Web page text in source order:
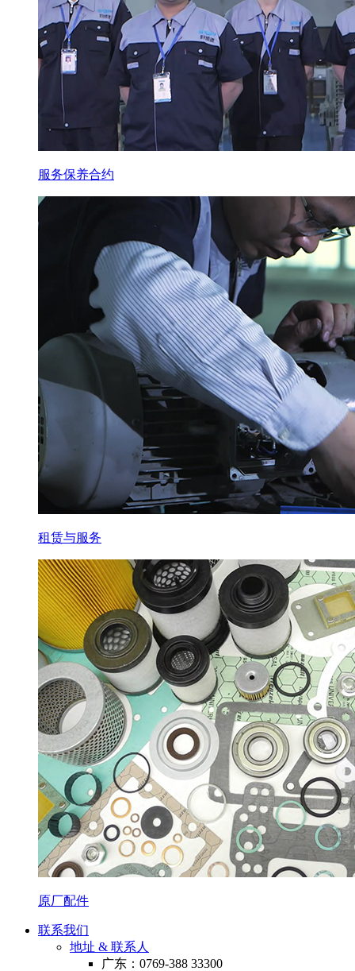
服务保养合约
租赁与服务
原厂配件
联系我们
地址 & 联系人
广东：0769-388 33300